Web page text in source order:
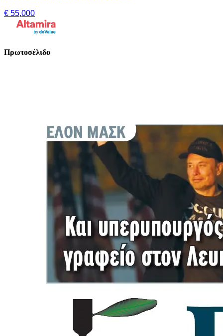
€ 55,000
Πρωτοσέλιδο